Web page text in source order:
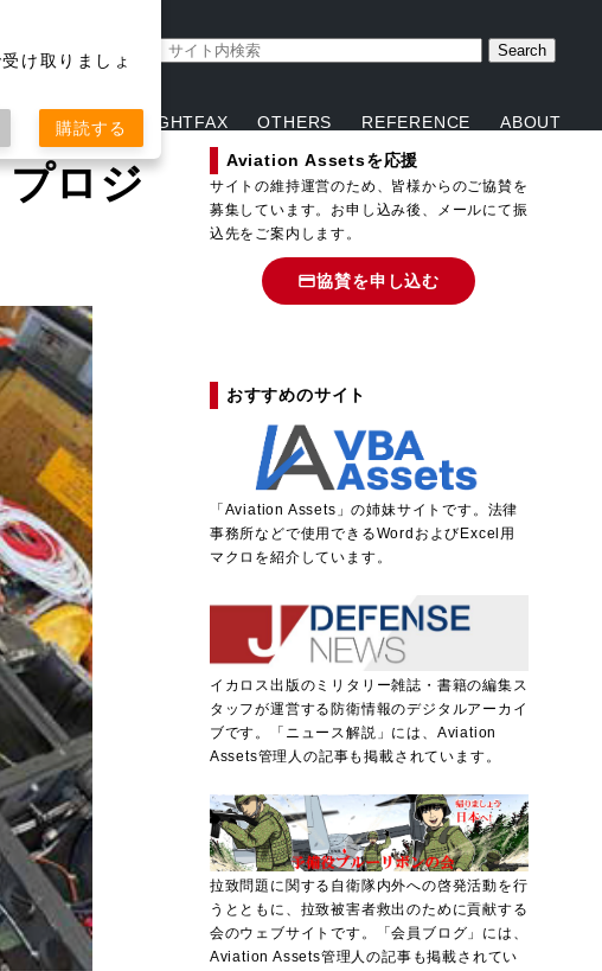
FLIGHTFAX OTHERS REFERENCE ABOUT
プロジ
Aviation Assetsを応援
サイトの維持運営のため、皆様からのご協賛を
募集しています。お申し込み後、メールにて振
込先をご案内します。
協賛を申し込む
おすすめのサイト
「Aviation Assets」の姉妹サイトです。法律
事務所などで使用できるWordおよびExcel用
マクロを紹介しています。
イカロス出版のミリタリー雑誌・書籍の編集ス
タッフが運営する防衛情報のデジタルアーカイ
ブです。「ニュース解説」には、Aviation
Assets管理人の記事も掲載されています。
拉致問題に関する自衛隊内外への啓発活動を行
うとともに、拉致被害者救出のために貢献する
会のウェブサイトです。「会員ブログ」には、
Aviation Assets管理人の記事も掲載されてい
け取りましょ
購読する